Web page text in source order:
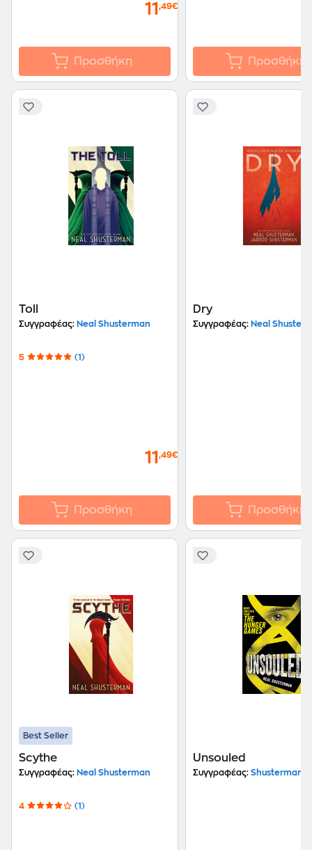
11 ,49€
Προσθήκη Προσθήκη
Toll
Συγγραφέας: Neal Shusterman
5 (1)
11 ,49€
Προσθήκη
Dry
Συγγραφέας: Neal
Προσθήκη
Best Seller
Scythe
Συγγραφέας: Neal Shusterman
4 (1)
Unsouled
Συγγραφέας: Shusterman